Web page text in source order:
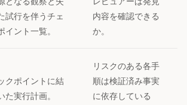
試行を伴うチェ
イント一覧。
内容を確認できる
か。
クポイントに結
た実行計画。
リスクのある各手
順は検証済み事実
に依存している